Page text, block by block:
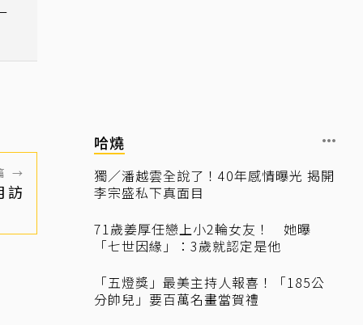
→
訪
哈燒
獨／潘越雲全說了！40年感情曝光 揭開
李宗盛私下真面目
71歲姜厚任戀上小2輪女友！ 她曝
「七世因緣」：3歲就認定是他
「五燈獎」最美主持人報喜！「185公
分帥兒」要百萬名畫當賀禮